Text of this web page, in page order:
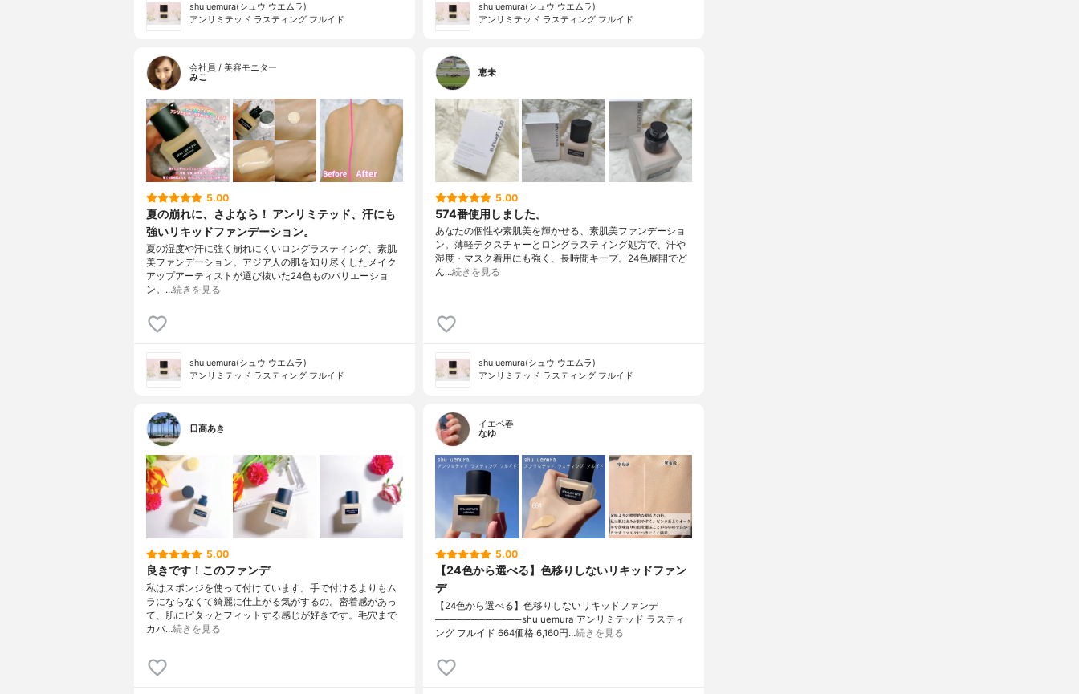
shu uemura(シュウ ウエムラ)
アンリミテッド ラスティング フルイド
shu uemura(シュウ ウエムラ)
アンリミテッド ラスティング フルイド
会社員 / 美容モニター
みこ
5.00
夏の崩れに、さよなら！ アンリミテッド、汗にも
強いリキッドファンデーション。
夏の湿度や汗に強く崩れにくいロングラスティング、素肌
美ファンデーション。アジア人の肌を知り尽くしたメイク
アップアーティストが選び抜いた24色ものバリエーショ
ン。…続きを見る
shu uemura(シュウ ウエムラ)
アンリミテッド ラスティング フルイド
恵未
5.00
574番使用しました。
あなたの個性や素肌美を輝かせる、素肌美ファンデーショ
ン。薄軽テクスチャーとロングラスティング処方で、汗や
湿度・マスク着用にも強く、長時間キープ。24色展開でど
ん…続きを見る
shu uemura(シュウ ウエムラ)
アンリミテッド ラスティング フルイド
日高あき
5.00
良きです！このファンデ
私はスポンジを使って付けています。手で付けるよりもム
ラにならなくて綺麗に仕上がる気がするの。密着感があっ
て、肌にピタッとフィットする感じが好きです。毛穴まで
カバ…続きを見る
イエベ春
なゆ
5.00
【24色から選べる】色移りしないリキッドファン
デ
【24色から選べる】色移りしないリキッドファンデ
────────────shu uemura アンリミテッド ラスティ
ング フルイド 664価格 6,160円…続きを見る